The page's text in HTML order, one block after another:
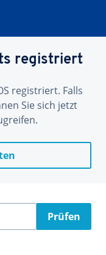
registriert
registriert. Falls
Sie sich jetzt
Prüfen